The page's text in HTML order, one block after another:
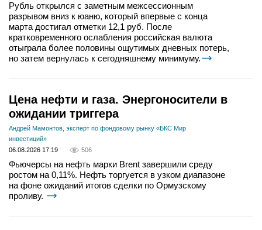
Рубль открылся с заметным межсессионным
разрывом вниз к юаню, который впервые с конца
марта достигал отметки 12,1 руб. После
кратковременного ослабления российская валюта
отыграла более половины ощутимых дневных потерь,
но затем вернулась к сегодняшнему минимуму.
Цена нефти и газа. Энергоносители в
ожидании триггера
Андрей Мамонтов, эксперт по фондовому рынку «БКС Мир
инвестиций»
06.08.2026 17:19
506
Фьючерсы на нефть марки Brent завершили среду
ростом на 0,11%. Нефть торгуется в узком диапазоне
на фоне ожиданий итогов сделки по Ормузскому
проливу.